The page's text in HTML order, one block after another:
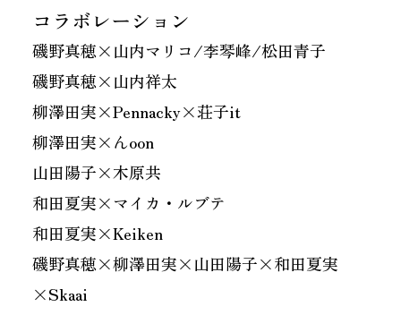
コラボレーション
磯野真穂×山内マリコ/李琴峰/松田青子
磯野真穂×山内祥太
柳澤田実×Pennacky×荘子it
柳澤田実×んoon
山田陽子×木原共
和田夏実×マイカ・ルブテ
和田夏実×Keiken
磯野真穂×柳澤田実×山田陽子×和田夏実
×Skaai